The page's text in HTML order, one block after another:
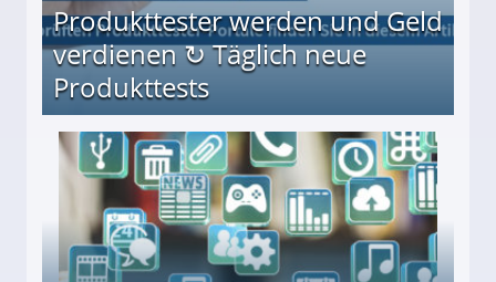
Produkttester werden und Geld
verdienen ↻ Täglich neue
Produkttests
↻ Täglich neue Produkttests